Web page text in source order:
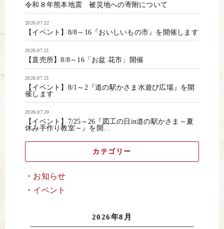
令和８年熊本地震 被災地への寄附について
2026.07.22
【イベント】8/8～16『おいしいもの市』を開催します
2026.07.21
【直売所】8/8～16「お盆 花市」開催
2026.07.21
【イベント】8/1～2『道の駅かさま水遊び広場』を開
催します
2026.07.20
【イベント】7/25～26『図工の日in道の駅かさま～夏
休み手作り教室～』を開…
カテゴリー
お知らせ
イベント
2026年8月